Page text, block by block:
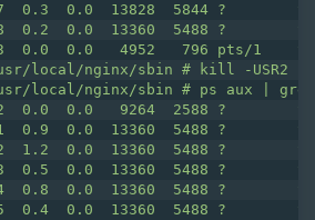
0.3  0.0  13828  5844 ?        S
0.2  0.0  13360  5488 ?        S
0.0  0.0   4952   796 pts/1
local/nginx/sbin # kill -USR2
local/nginx/sbin # ps aux |
0.0  0.0   9264  2588 ?        S
0.9  0.0  13360  5488 ?        S
1.2  0.0  13360  5488 ?        S
0.5  0.0  13360  5488 ?        S
0.8  0.0  13360  5488 ?        S
0.4  0.0  13360  5488 ?        S